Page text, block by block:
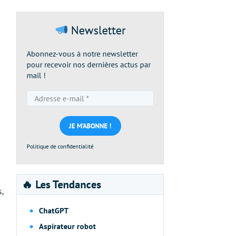
Newsletter
Abonnez-vous à notre newsletter
pour recevoir nos dernières actus par
mail !
e-
mail
*
Politique de confidentialité
🔥 Les Tendances
ChatGPT
Aspirateur robot